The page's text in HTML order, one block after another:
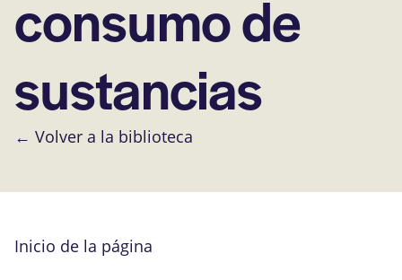
consumo de
sustancias
← Volver a la biblioteca
Inicio de la página